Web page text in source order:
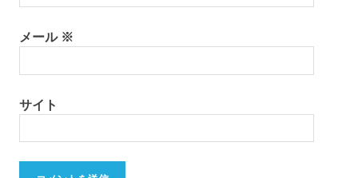
メール ※
サイト